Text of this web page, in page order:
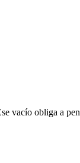
vacío obliga a